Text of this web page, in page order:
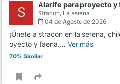
S Alarife para proyecto y
Stracon, La serena
04 de Agosto de 2026
¡Únete a stracon en la serena,
oyecto y faena.… Ver más
70% Similar